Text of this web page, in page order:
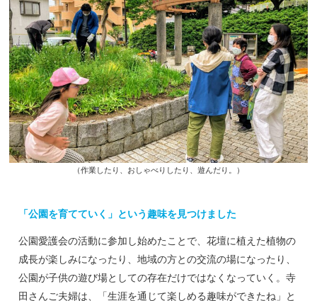
（作業したり、おしゃべりしたり、遊んだり。）
「公園を育てていく」という趣味を見つけました
公園愛護会の活動に参加し始めたことで、花壇に植えた植物の
成長が楽しみになったり、地域の方との交流の場になったり、
公園が子供の遊び場としての存在だけではなくなっていく。寺
田さんご夫婦は、「生涯を通じて楽しめる趣味ができたね」と